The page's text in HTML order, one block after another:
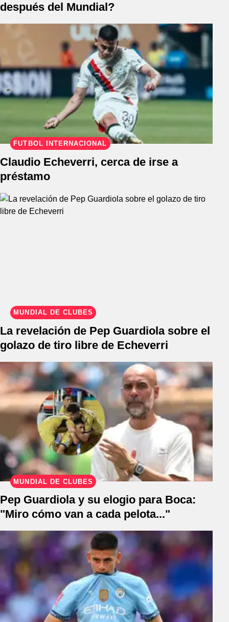
después del Mundial?
FÚTBOL INTERNACIONAL
Claudio Echeverri, cerca de irse a
préstamo
MUNDIAL DE CLUBES
La revelación de Pep Guardiola sobre el
golazo de tiro libre de Echeverri
MUNDIAL DE CLUBES
Pep Guardiola y su elogio para Boca:
"Miro cómo van a cada pelota..."